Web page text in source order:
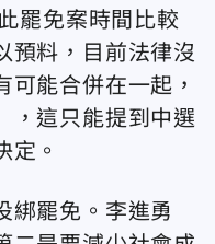
罷免案時間比較
預料，目前法律沒
可能合併在一起，
，這只能提到中選
定。
綁罷免。李進勇